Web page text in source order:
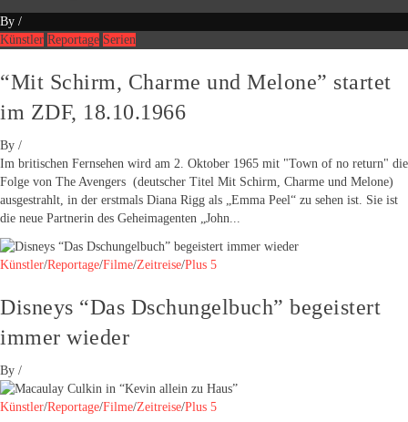
By /
Künstler Reportage Serien
“Mit Schirm, Charme und Melone” startet
im ZDF, 18.10.1966
By /
Im britischen Fernsehen wird am 2. Oktober 1965 mit "Town of no return" die
Folge von The Avengers (deutscher Titel Mit Schirm, Charme und Melone)
ausgestrahlt, in der erstmals Diana Rigg als „Emma Peel“ zu sehen ist. Sie ist
die neue Partnerin des Geheimagenten „John...
Künstler/Reportage/Filme/Zeitreise/Plus 5
Disneys “Das Dschungelbuch” begeistert
immer wieder
By /
Künstler/Reportage/Filme/Zeitreise/Plus 5